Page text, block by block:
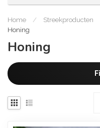
Home / Streekproducten
Honing
Honing